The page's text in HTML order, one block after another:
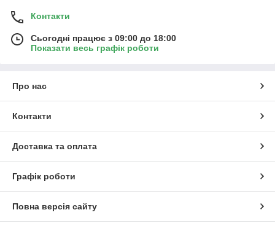
Контакти
Сьогодні працює з 09:00 до 18:00
Показати весь графік роботи
Про нас
Контакти
Доставка та оплата
Графік роботи
Повна версія сайту